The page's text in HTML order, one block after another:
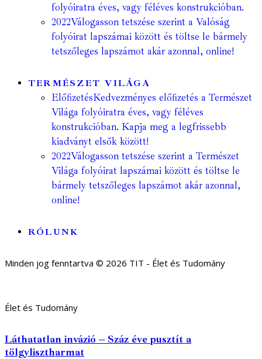
folyóiratra éves, vagy féléves konstrukcióban.
2022Válogasson tetszése szerint a Valóság
folyóirat lapszámai között és töltse le bármely
tetszőleges lapszámot akár azonnal, online!
TERMÉSZET VILÁGA
ElőfizetésKedvezményes előfizetés a Természet
Világa folyóiratra éves, vagy féléves
konstrukcióban. Kapja meg a legfrissebb
kiadványt elsők között!
2022Válogasson tetszése szerint a Természet
Világa folyóirat lapszámai között és töltse le
bármely tetszőleges lapszámot akár azonnal,
online!
RÓLUNK
Minden jog fenntartva © 2026 TIT - Élet és Tudomány
Élet és Tudomány
Láthatatlan invázió – Száz éve pusztít a
tölgylisztharmat